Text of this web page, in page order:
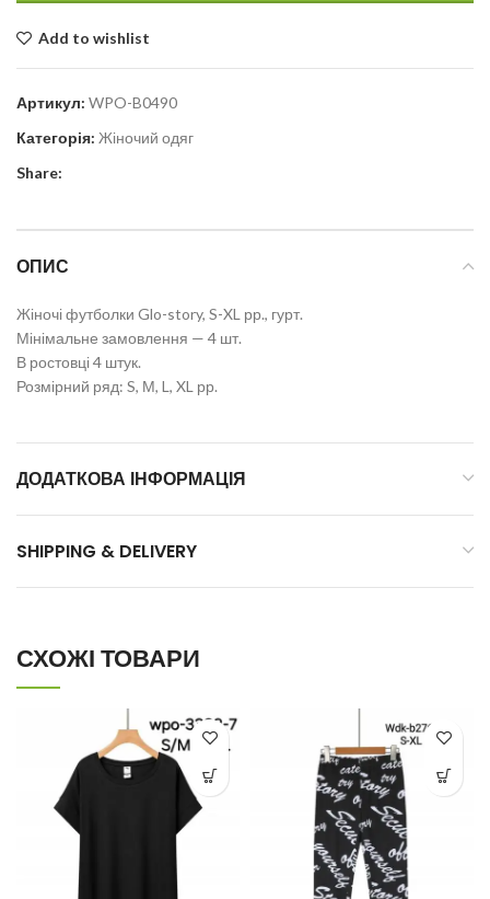
Add to wishlist
Артикул: WPO-B0490
Категорія: Жіночий одяг
Share:
ОПИС
Жіночі футболки Glo-story, S-XL рр., гурт.
Мінімальне замовлення — 4 шт.
В ростовці 4 штук.
Розмірний ряд: S, М, L, XL рр.
ДОДАТКОВА ІНФОРМАЦІЯ
SHIPPING & DELIVERY
СХОЖІ ТОВАРИ